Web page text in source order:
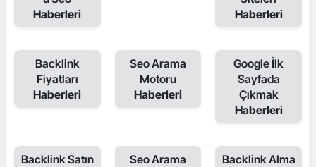
Haberleri
Haberleri
Backlink
Fiyatları
Haberleri
Seo Arama
Motoru
Haberleri
Google İlk
Sayfada
Çıkmak
Haberleri
Backlink Satın
Seo Arama
Backlink Alma